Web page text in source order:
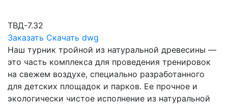
ТВД-7.32
Заказать Скачать dwg
Наш турник тройной из натуральной древесины —
это часть комплекса для проведения тренировок
на свежем воздухе, специально разработанного
для детских площадок и парков. Ее прочное и
экологически чистое исполнение из натуральной